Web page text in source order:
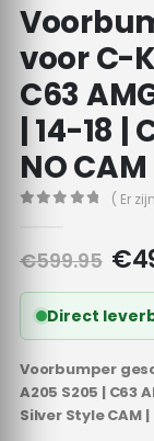
voor C-
C63
| 14-18
NO CAM |
( Er
€599.95 €
Direct
Voorbumper
A205 S205 | C63
Silver Style CAM |